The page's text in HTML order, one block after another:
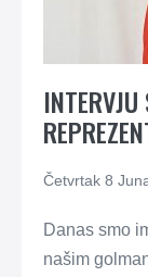
Četvrtak 8
Danas smo
našim